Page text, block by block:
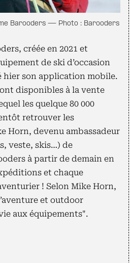
Barooders — Photo : Barooders
créée en 2021 et
de ski d’occasion
hier son application mobile.
disponibles à la vente
les quelque 80 000
retrouver les
Horn, devenu ambassadeur
veste, skis…) de
à partir de demain en
et chaque
! Selon Mike Horn,
et outdoor
aux équipements".